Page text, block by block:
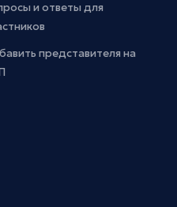
и ответы для
представителя на